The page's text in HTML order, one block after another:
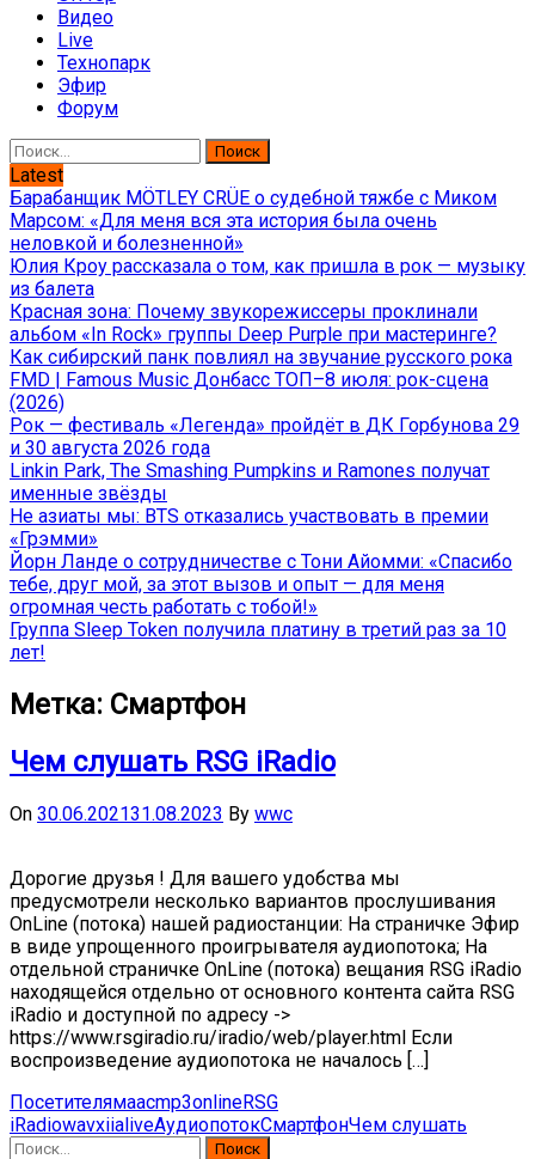
Видео
Live
Технопарк
Эфир
Форум
Найти:
Latest
Барабанщик MÖTLEY CRÜE о судебной тяжбе с Миком
Марсом: «Для меня вся эта история была очень
неловкой и болезненной»
Юлия Кроу рассказала о том, как пришла в рок — музыку
из балета
Красная зона: Почему звукорежиссеры проклинали
альбом «In Rock» группы Deep Purple при мастеринге?
Как сибирский панк повлиял на звучание русского рока
FMD | Famous Music Донбасс ТОП–8 июля: рок-сцена
(2026)
Рок — фестиваль «Легенда» пройдёт в ДК Горбунова 29
и 30 августа 2026 года
Linkin Park, The Smashing Pumpkins и Ramones получат
именные звёзды
Не азиаты мы: BTS отказались участвовать в премии
«Грэмми»
Йорн Ланде о сотрудничестве с Тони Айомми: «Спасибо
тебе, друг мой, за этот вызов и опыт — для меня
огромная честь работать с тобой!»
Группа Sleep Token получила платину в третий раз за 10
лет!
Метка: Смартфон
Чем слушать RSG iRadio
On 30.06.202131.08.2023 By wwc
Дорогие друзья ! Для вашего удобства мы
предусмотрели несколько вариантов прослушивания
OnLine (потока) нашей радиостанции: На страничке Эфир
в виде упрощенного проигрывателя аудиопотока; На
отдельной страничке OnLine (потока) вещания RSG iRadio
находящейся отдельно от основного контента сайта RSG
iRadio и доступной по адресу ->
https://www.rsgiradio.ru/iradio/web/player.html Если
воспроизведение аудиопотока не началось […]
Посетителямaacmp3onlineRSG
iRadiowavxiialiveАудиопотокСмартфонЧем слушать
Найти: